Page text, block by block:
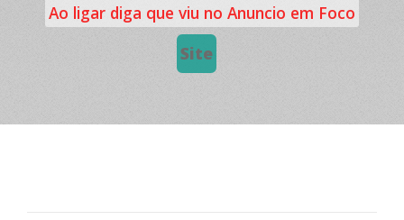
Ao ligar diga que viu no Anuncio em Foco
Site